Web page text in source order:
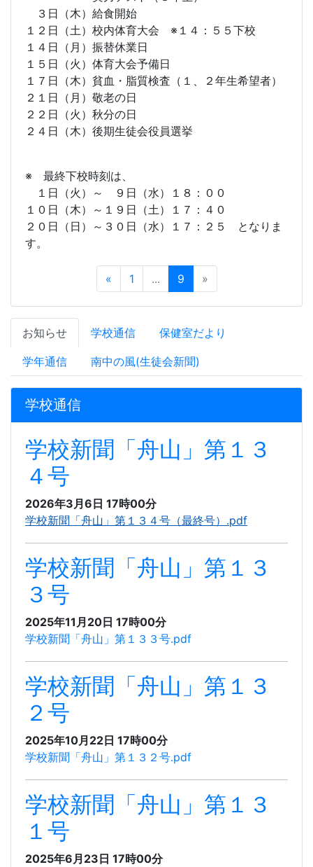
３日（木）給食開始
１２日（土）校内体育大会 ※１４：５５下校
１４日（月）振替休業日
１５日（火）体育大会予備日
１７日（木）貧血・脂質検査（１、２年生希望者）
２１日（月）敬老の日
２２日（火）秋分の日
２４日（木）後期生徒会役員選挙
※ 最終下校時刻は、
１日（火）～ ９日（水）１８：００
１０日（木）～１９日（土）１７：４０
２０日（日）～３０日（水）１７：２５ となりま
す。
« 1 ... 9 »
お知らせ 学校通信 保健室だより
学年通信 南中の風(生徒会新聞)
学校通信
学校新聞「舟山」第１３
４号
2026年3月6日 17時00分
学校新聞「舟山」第１３４号（最終号）.pdf
学校新聞「舟山」第１３
３号
2025年11月20日 17時00分
学校新聞「舟山」第１３３号.pdf
学校新聞「舟山」第１３
２号
2025年10月22日 17時00分
学校新聞「舟山」第１３２号.pdf
学校新聞「舟山」第１３
１号
2025年6月23日 17時00分